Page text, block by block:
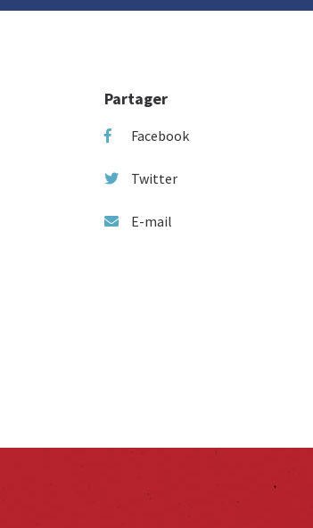
Partager
Facebook
Twitter
E-mail